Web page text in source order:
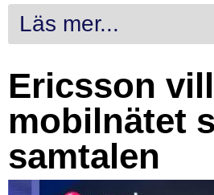
Läs mer...
Ericsson
mobilnätet
samtalen